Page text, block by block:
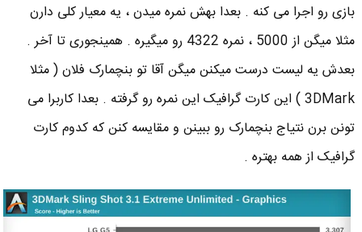
بازی رو اجرا می کنه . بعدا بهش نمره میدن ، یه معیار کلی دارن
مثلا میگن از 5000 ، نمره 4322 رو میگیره . همینجوری تا آخر .
بعدش یه لیست درست میکنن میگن آقا تو بنچمارک فلان ( مثلا
3DMark ) این کارت گرافیک این نمره رو گرفته . بعدا کاربرا می
تونن برن نتیاج بنچمارک رو ببینن و مقایسه کنن که کدوم کارت
گرافیک از همه بهتره .